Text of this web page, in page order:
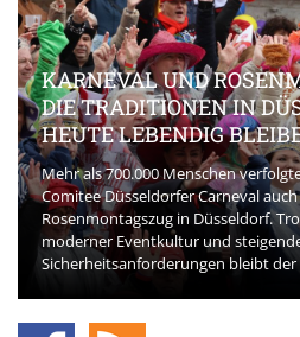
KARNEVAL UND
DIE TRADITIONEN IN
HEUTE LEBENDIG
Mehr als 700.000 Menschen
Comitee Düsseldorfer Carneval
Rosenmontagszug in Düsseldorf.
moderner Eventkultur und
Sicherheitsanforderungen bleibt der